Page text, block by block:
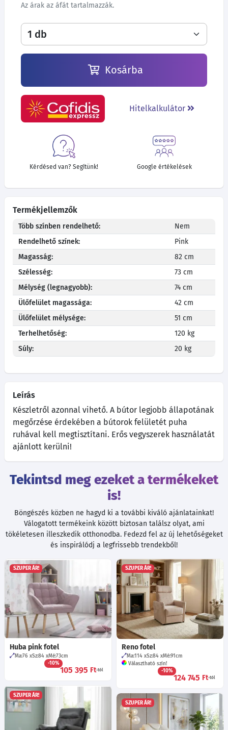
Az árak az áfát tartalmazzák.
Kosárba
Hitelkalkulátor
Kérdésed van? Segítünk! Google értékelések
Termékjellemzők
Több színben rendelhető:
Nem
Rendelhető színek:
Pink
Magasság:
82 cm
Szélesség:
73 cm
Mélység (legnagyobb):
74 cm
Ülőfelület magassága:
42 cm
Ülőfelület mélysége:
51 cm
Terhelhetőség:
120 kg
Súly:
20 kg
Leírás
Készletről azonnal vihető. A bútor legjobb állapotának
megőrzése érdekében a bútorok felületét puha
ruhával kell megtisztítani. Erős vegyszerek használatát
ajánlott kerülni!
Tekintsd meg ezeket a termékeket
is!
Böngészés közben ne hagyd ki a további kiváló ajánlatainkat!
Válogatott termékeink között biztosan találsz olyat, ami
tökéletesen illeszkedik otthonodba. Fedezd fel az új lehetőségeket
és inspirálódj a legfrissebb trendekből!
SZUPER ÁR!
Huba pink fotel
Ma:76 Sz:84 Mé:73cm
-10%
105 395 Ft-tól
SZUPER ÁR!
Reno fotel
Ma:114 Sz:84 Mé:91cm
Választható szín!
-10%
124 745 Ft-tól
SZUPER ÁR!
SZUPER ÁR!